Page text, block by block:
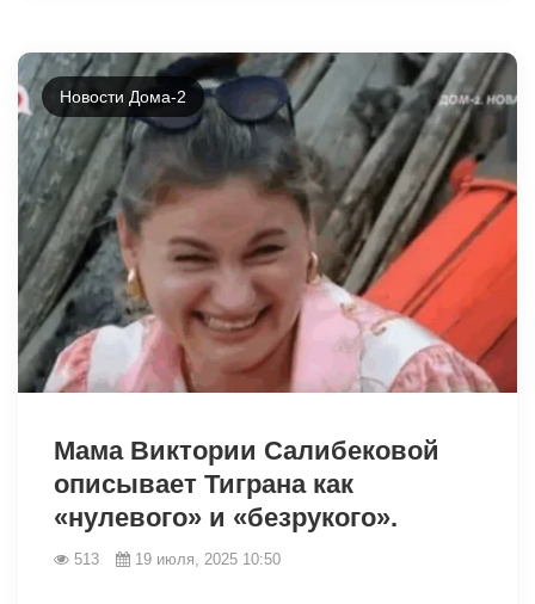
Новости Дома-2
Мама Виктории Салибековой
описывает Тиграна как
«нулевого» и «безрукого».
513 19 июля, 2025 10:50